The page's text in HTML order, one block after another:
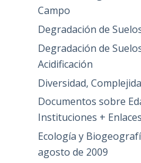
Campo
Degradación de
Degradación de
Acidificación
Diversidad,
Documentos sobre
Instituciones + Enlaces
Ecología y
agosto de 2009